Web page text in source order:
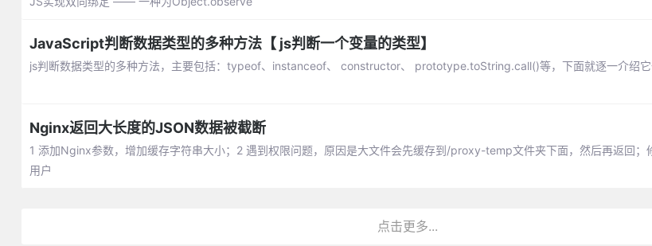
JavaScript判断数据类型的多种方法【 js判断一个变量的类型】
js判断数据类型的多种方法，主要包括：typeof、instanceof、 constructor、 prototype.toString.call()等，下面就逐一介绍它
Nginx返回大长度的JSON数据被截断
1 添加Nginx参数，增加缓存字符串大小；2 遇到权限问题，原因是大文件会先缓存到/proxy-temp文件夹下面，然后再返回；
用户
点击更多...